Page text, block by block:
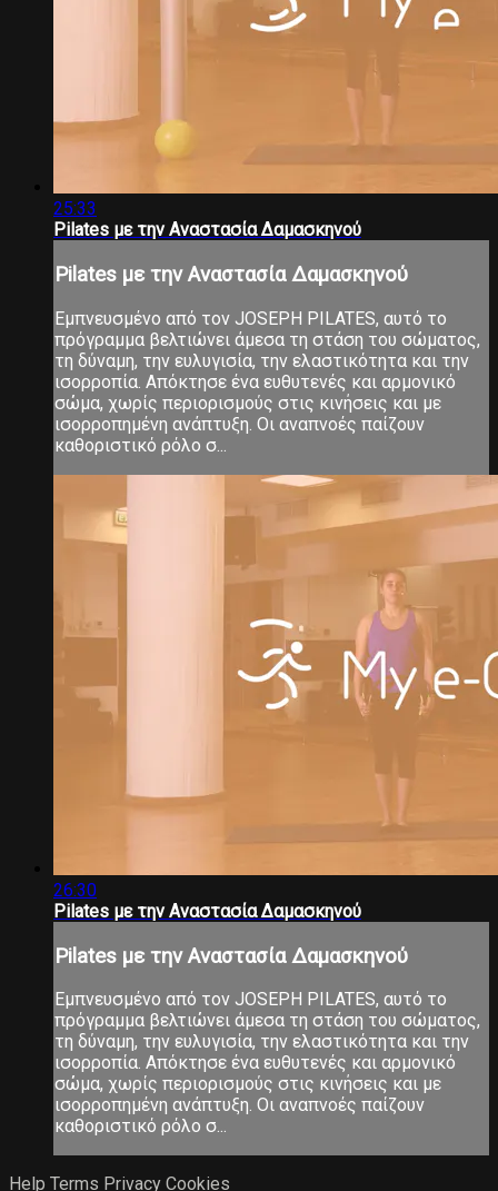
25:33
Pilates με την Αναστασία Δαμασκηνού
Pilates με την Αναστασία Δαμασκηνού
Εμπνευσμένο από τον JOSEPH PILATES, αυτό το
πρόγραμμα βελτιώνει άμεσα τη στάση του σώματος,
τη δύναμη, την ευλυγισία, την ελαστικότητα και την
ισορροπία. Απόκτησε ένα ευθυτενές και αρμονικό
σώμα, χωρίς περιορισμούς στις κινήσεις και με
ισορροπημένη ανάπτυξη. Οι αναπνοές παίζουν
καθοριστικό ρόλο σ...
26:30
Pilates με την Αναστασία Δαμασκηνού
Pilates με την Αναστασία Δαμασκηνού
Εμπνευσμένο από τον JOSEPH PILATES, αυτό το
πρόγραμμα βελτιώνει άμεσα τη στάση του σώματος,
τη δύναμη, την ευλυγισία, την ελαστικότητα και την
ισορροπία. Απόκτησε ένα ευθυτενές και αρμονικό
σώμα, χωρίς περιορισμούς στις κινήσεις και με
ισορροπημένη ανάπτυξη. Οι αναπνοές παίζουν
καθοριστικό ρόλο σ...
Help Terms Privacy Cookies